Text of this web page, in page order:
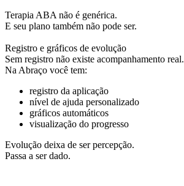
Terapia ABA não é genérica.
E seu plano também não pode ser.
Registro e gráficos de evolução
Sem registro não existe acompanhamento real.
Na Abraço você tem:
registro da aplicação
nível de ajuda personalizado
gráficos automáticos
visualização do progresso
Evolução deixa de ser percepção.
Passa a ser dado.